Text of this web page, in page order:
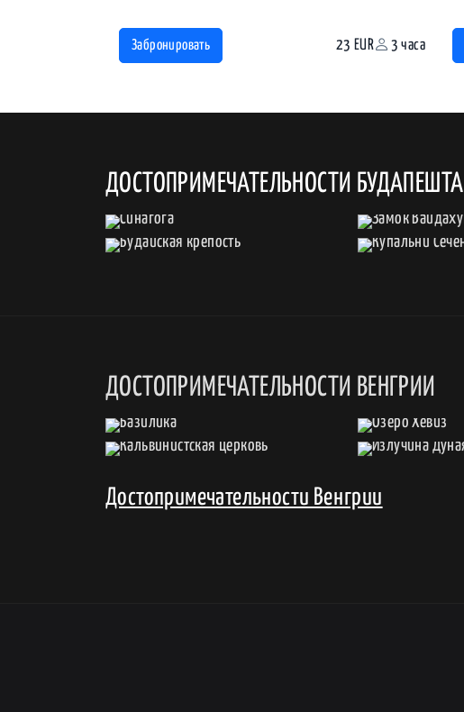
Забронировать 23 EUR 3 часа
ДОСТОПРИМЕЧАТЕЛЬНОСТИ БУДАПЕШТА
ДОСТОПРИМЕЧАТЕЛЬНОСТИ ВЕНГРИИ
Достопримечательности Венгрии